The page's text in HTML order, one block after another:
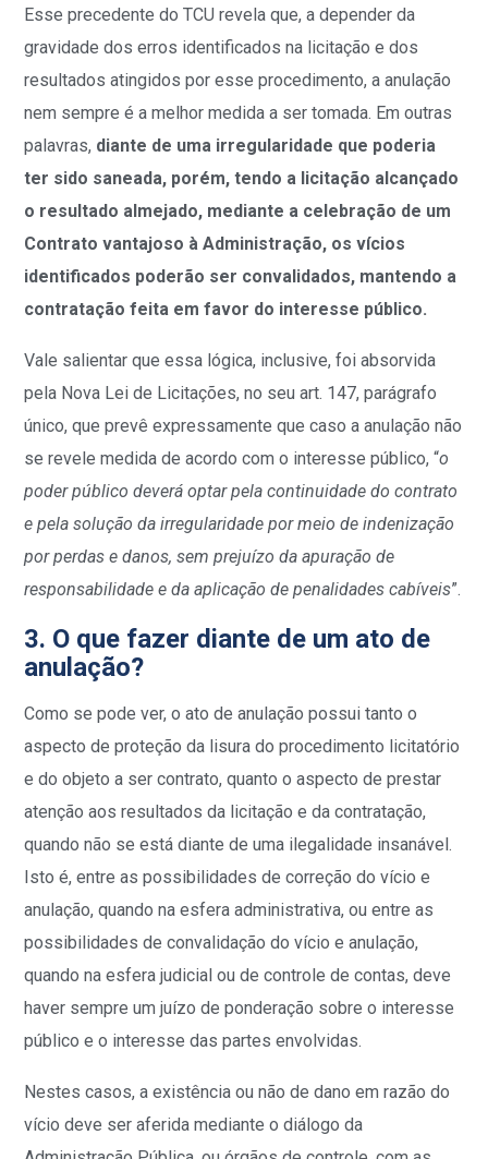
Esse precedente do TCU revela que, a depender da
gravidade dos erros identificados na licitação e dos
resultados atingidos por esse procedimento, a anulação
nem sempre é a melhor medida a ser tomada. Em outras
palavras, diante de uma irregularidade que poderia
ter sido saneada, porém, tendo a licitação alcançado
o resultado almejado, mediante a celebração de um
Contrato vantajoso à Administração, os vícios
identificados poderão ser convalidados, mantendo a
contratação feita em favor do interesse público.
Vale salientar que essa lógica, inclusive, foi absorvida
pela Nova Lei de Licitações, no seu art. 147, parágrafo
único, que prevê expressamente que caso a anulaçãonão
se revele medida de acordo com o interesse público, “o
poder público deverá optar pela continuidade do contrato
e pela solução da irregularidade por meio de indenização
por perdas e danos, sem prejuízo da apuração de
responsabilidade e da aplicação de penalidades cabíveis”.
3. O que fazer diante de um ato de
anulação?
Como se pode ver, o ato de anulação possui tanto o
aspecto de proteção da lisura do procedimento licitatório
e do objeto a ser contrato, quanto o aspecto de prestar
atenção aos resultados da licitação e da contratação,
quando não se está diante de uma ilegalidade insanável.
Isto é, entre as possibilidades de correção do vício e
anulação, quando na esfera administrativa, ou entre as
possibilidades de convalidação do vício e anulação,
quando na esfera judicial ou de controle de contas, deve
haver sempre um juízo de ponderação sobre o interesse
público e o interesse das partes envolvidas.
Nestes casos, a existência ou não de dano em razão do
vício deve ser aferida mediante o diálogo da